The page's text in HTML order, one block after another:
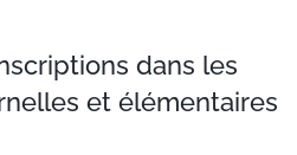
dans les
et élémentaires